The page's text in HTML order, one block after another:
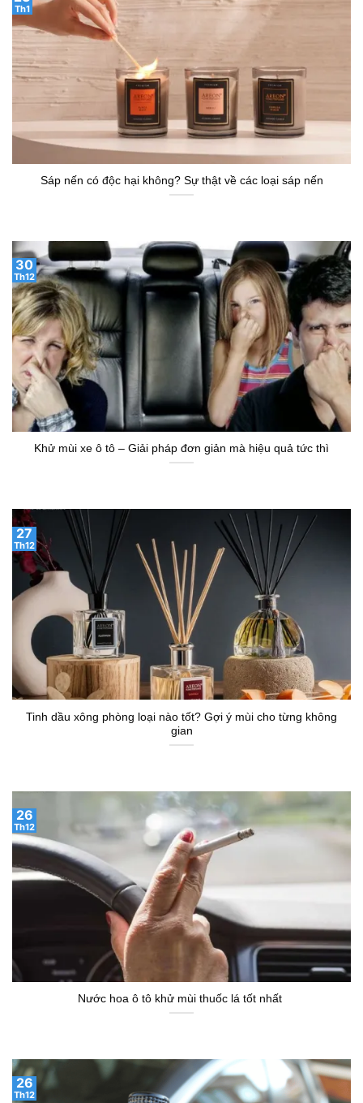
Sáp nến có độc hại không? Sự thật về các loại sáp nến
Th1
Khử mùi xe ô tô – Giải pháp đơn giản mà hiệu quả tức thì
30
Th12
Tinh dầu xông phòng loại nào tốt? Gợi ý mùi cho từng không
gian
27
Th12
Nước hoa ô tô khử mùi thuốc lá tốt nhất
26
Th12
26
Th12